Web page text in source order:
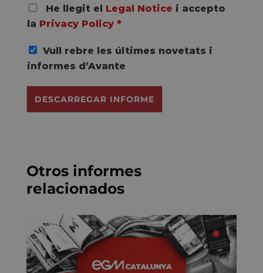
R
G
P
C
o
s
n
He llegit el Legal Notice i accepto
la Privacy Policy *
Vull rebre les últimes novetats i
informes d’Avante
DESCARREGAR INFORME
Otros informes
relacionados